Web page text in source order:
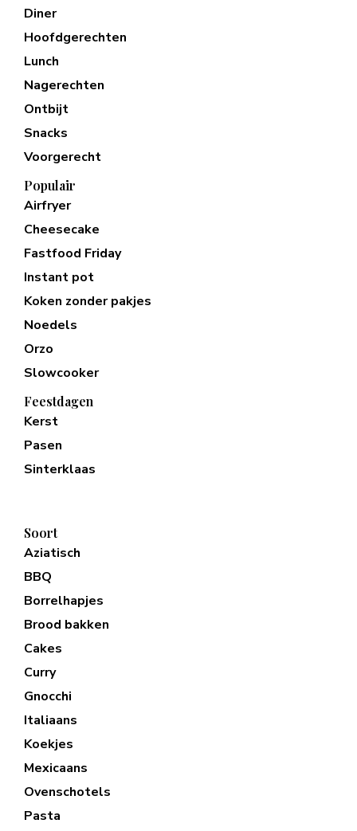
Diner
Hoofdgerechten
Lunch
Nagerechten
Ontbijt
Snacks
Voorgerecht
Populair
Airfryer
Cheesecake
Fastfood Friday
Instant pot
Koken zonder pakjes
Noedels
Orzo
Slowcooker
Feestdagen
Kerst
Pasen
Sinterklaas
Soort
Aziatisch
BBQ
Borrelhapjes
Brood bakken
Cakes
Curry
Gnocchi
Italiaans
Koekjes
Mexicaans
Ovenschotels
Pasta